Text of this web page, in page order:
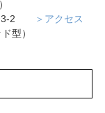
2
＞アクセス
型）